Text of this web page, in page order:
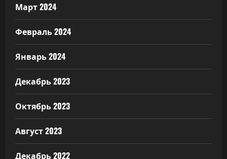
Март 2024
Февраль 2024
Январь 2024
Декабрь 2023
Октябрь 2023
Август 2023
Декабрь 2022